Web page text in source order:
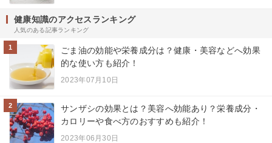
健康知識のアクセスランキング
人気のある記事ランキング
1
ごま油の効能や栄養成分は？健康・美容などへ効果
的な使い方も紹介！
2023年07月10日
2
サンザシの効果とは？美容へ効能あり？栄養成分・
カロリーや食べ方のおすすめも紹介！
2023年06月30日